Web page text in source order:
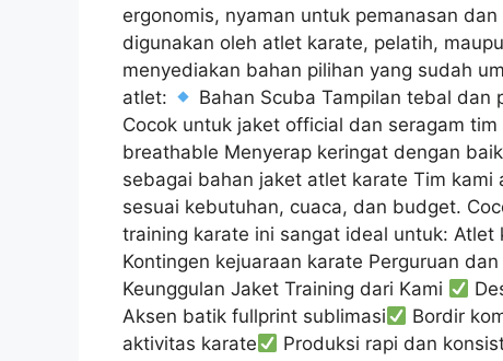
ergonomis, nyaman untuk pemanasan
digunakan oleh atlet karate, pelatih,
menyediakan bahan pilihan yang sudah
atlet:
Bahan Scuba Tampilan tebal dan
Cocok untuk jaket official dan seragam tim
breathable Menyerap keringat dengan
sebagai bahan jaket atlet karate Tim
sesuai kebutuhan, cuaca, dan budget.
training karate ini sangat ideal untuk:
Kontingen kejuaraan karate Perguruan
Keunggulan Jaket Training dari Kami
Aksen batik fullprint sublimasi
Bordir
aktivitas karate
Produksi rapi dan